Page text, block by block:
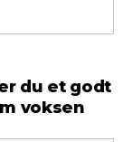
du et godt
voksen